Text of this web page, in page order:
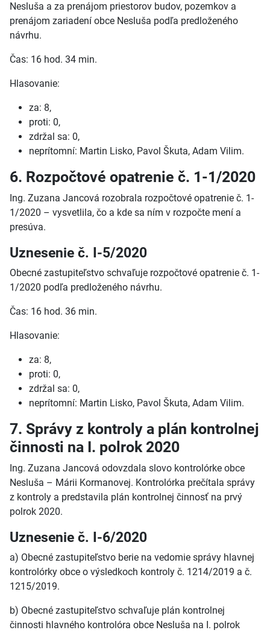
Nesluša a za prenájom priestorov budov, pozemkov a
prenájom zariadení obce Nesluša podľa predloženého
návrhu.
Čas: 16 hod. 34 min.
Hlasovanie:
za: 8,
proti: 0,
zdržal sa: 0,
neprítomní: Martin Lisko, Pavol Škuta, Adam Vilim.
6. Rozpočtové opatrenie č. 1-1/2020
Ing. Zuzana Jancová rozobrala rozpočtové opatrenie č. 1-
1/2020 – vysvetlila, čo a kde sa ním v rozpočte mení a
presúva.
Uznesenie č. I-5/2020
Obecné zastupiteľstvo schvaľuje rozpočtové opatrenie č. 1-
1/2020 podľa predloženého návrhu.
Čas: 16 hod. 36 min.
Hlasovanie:
za: 8,
proti: 0,
zdržal sa: 0,
neprítomní: Martin Lisko, Pavol Škuta, Adam Vilim.
7. Správy z kontroly a plán kontrolnej
činnosti na I. polrok 2020
Ing. Zuzana Jancová odovzdala slovo kontrolórke obce
Nesluša – Márii Kormanovej. Kontrolórka prečítala správy
z kontroly a predstavila plán kontrolnej činnosť na prvý
polrok 2020.
Uznesenie č. I-6/2020
a) Obecné zastupiteľstvo berie na vedomie správy hlavnej
kontrolórky obce o výsledkoch kontroly č. 1214/2019 a č.
1215/2019.
b) Obecné zastupiteľstvo schvaľuje plán kontrolnej
činnosti hlavného kontrolóra obce Nesluša na I. polrok